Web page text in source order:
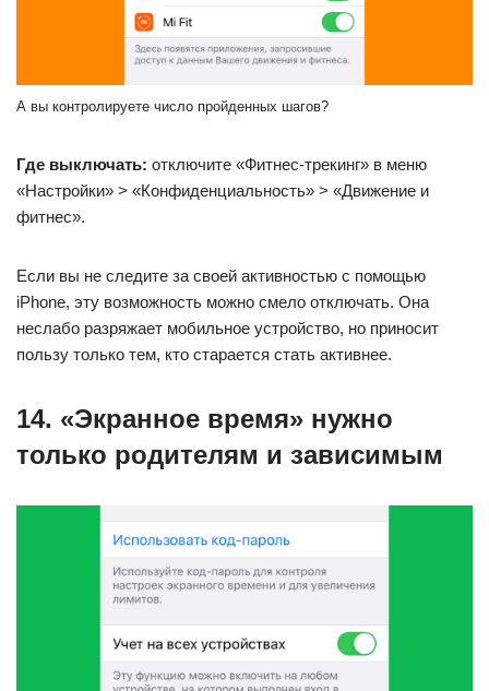
А вы контролируете число пройденных шагов?
Где выключать: отключите «Фитнес-трекинг» в меню
«Настройки» > «Конфиденциальность» > «Движение и
фитнес».
Если вы не следите за своей активностью с помощью
iPhone, эту возможность можно смело отключать. Она
неслабо разряжает мобильное устройство, но приносит
пользу только тем, кто старается стать активнее.
14. «Экранное время» нужно
только родителям и зависимым